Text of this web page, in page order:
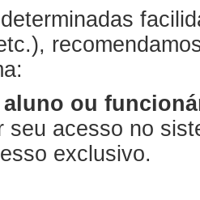
ou
seu acesso no
exclusivo.